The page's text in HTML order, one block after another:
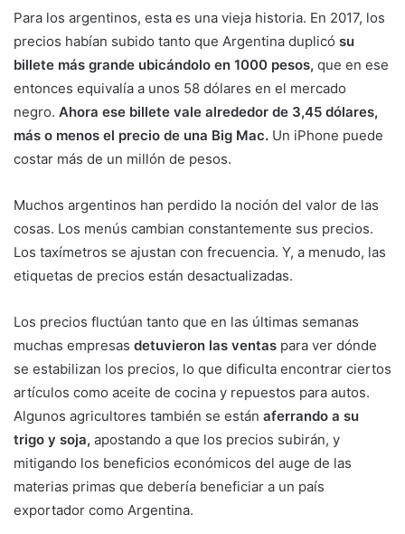
Para los argentinos, esta es una vieja historia. En 2017, los
precios habían subido tanto que Argentina duplicó su
billete más grande ubicándolo en 1000 pesos, que en ese
entonces equivalía a unos 58 dólares en el mercado
negro. Ahora ese billete vale alrededor de 3,45 dólares,
más o menos el precio de una Big Mac. Un iPhone puede
costar más de un millón de pesos.
Muchos argentinos han perdido la noción del valor de las
cosas. Los menús cambian constantemente sus precios.
Los taxímetros se ajustan con frecuencia. Y, a menudo, las
etiquetas de precios están desactualizadas.
Los precios fluctúan tanto que en las últimas semanas
muchas empresas detuvieron las ventas para ver dónde
se estabilizan los precios, lo que dificulta encontrar ciertos
artículos como aceite de cocina y repuestos para autos.
Algunos agricultores también se están aferrando a su
trigo y soja, apostando a que los precios subirán, y
mitigando los beneficios económicos del auge de las
materias primas que debería beneficiar a un país
exportador como Argentina.